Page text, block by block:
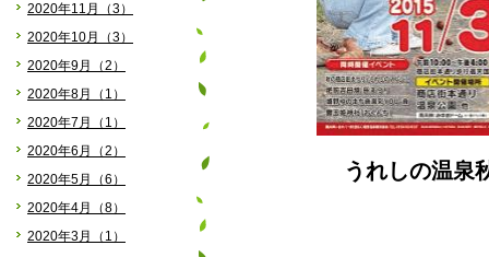
2020年11月（3）
2020年10月（3）
2020年9月（2）
2020年8月（1）
2020年7月（1）
2020年6月（2）
2020年5月（6）
2020年4月（8）
2020年3月（1）
うれしの温泉